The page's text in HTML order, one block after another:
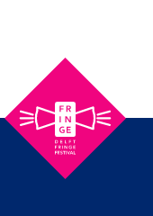
website
bevat
een
toegankelijkheidssysteem.